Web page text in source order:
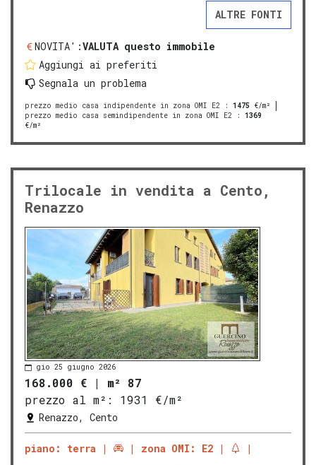
ALTRE FONTI
NOVITA':VALUTA questo immobile
Aggiungi ai preferiti
Segnala un problema
prezzo medio casa indipendente in zona OMI E2 : 1475 €/m²
prezzo medio casa semindipendente in zona OMI E2 : 1369
€/m²
Trilocale in vendita a Cento,
Renazzo
gio 25 giugno 2026
168.000 € | m² 87
prezzo al m²:
1931 €/m²
Renazzo, Cento
piano: terra zona OMI: E2